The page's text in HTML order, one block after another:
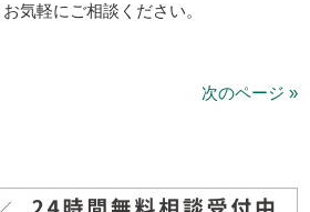
気軽にご相談ください。
次のページ »